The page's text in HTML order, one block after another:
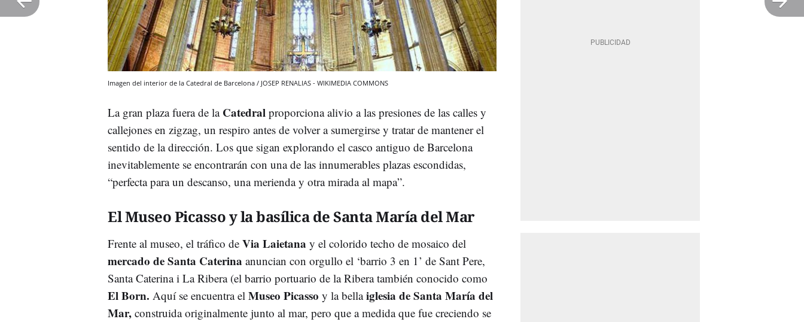
Imagen del interior de la Catedral de Barcelona / JOSEP RENALIAS - WIKIMEDIA COMMONS
La gran plaza fuera de la Catedral proporciona alivio a las presiones de las calles y
callejones en zigzag, un respiro antes de volver a sumergirse y tratar de mantener el
sentido de la dirección. Los que sigan explorando el casco antiguo de Barcelona
inevitablemente se encontrarán con una de las innumerables plazas escondidas,
“perfecta para un descanso, una merienda y otra mirada al mapa”.
El Museo Picasso y la basílica de Santa María del Mar
Frente al museo, el tráfico de Via Laietana y el colorido techo de mosaico del
mercado de Santa Caterina anuncian con orgullo el ‘barrio 3 en 1’ de Sant Pere,
Santa Caterina i La Ribera (el barrio portuario de la Ribera también conocido como
El Born. Aquí se encuentra el Museo Picasso y la bellaiglesia de Santa María del
Mar, construida originalmente junto al mar, pero que a medida que fue creciendo se